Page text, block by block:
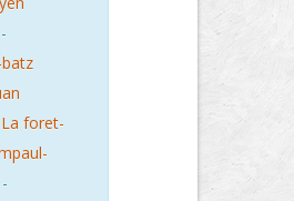
-
La foret-
-